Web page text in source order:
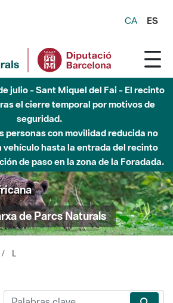
CA ES
julio - Sant Miquel del Fai - El recinto
el cierre temporal por motivos de
seguridad.
personas con movilidad reducida no
vehículo hasta la entrada del recinto
de paso en la zona de la Foradada.
de Parcs Naturals
L